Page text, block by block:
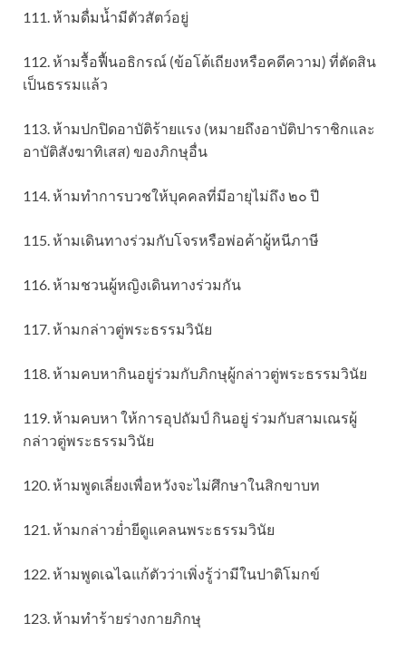
111. ห้ามดื่มน้ำมีตัวสัตว์อยู่
112. ห้ามรื้อฟื้นอธิกรณ์ (ข้อโต้เถียงหรือคดีความ) ที่ตัดสิน
เป็นธรรมแล้ว
113. ห้ามปกปิดอาบัติร้ายแรง (หมายถึงอาบัติปาราชิกและ
อาบัติสังฆาทิเสส) ของภิกษุอื่น
114. ห้ามทำการบวชให้บุคคลที่มีอายุไม่ถึง ๒๐ ปี
115. ห้ามเดินทางร่วมกับโจรหรือพ่อค้าผู้หนีภาษี
116. ห้ามชวนผู้หญิงเดินทางร่วมกัน
117. ห้ามกล่าวตู่พระธรรมวินัย
118. ห้ามคบหากินอยู่ร่วมกับภิกษุผู้กล่าวตู่พระธรรมวินัย
119. ห้ามคบหา ให้การอุปถัมป์ กินอยู่ ร่วมกับสามเณรผู้
กล่าวตู่พระธรรมวินัย
120. ห้ามพูดเลี่ยงเพื่อหวังจะไม่ศึกษาในสิกขาบท
121. ห้ามกล่าวย่ำยีดูแคลนพระธรรมวินัย
122. ห้ามพูดเฉไฉแก้ตัวว่าเพิ่งรู้ว่ามีในปาติโมกข์
123. ห้ามทำร้ายร่างกายภิกษุ